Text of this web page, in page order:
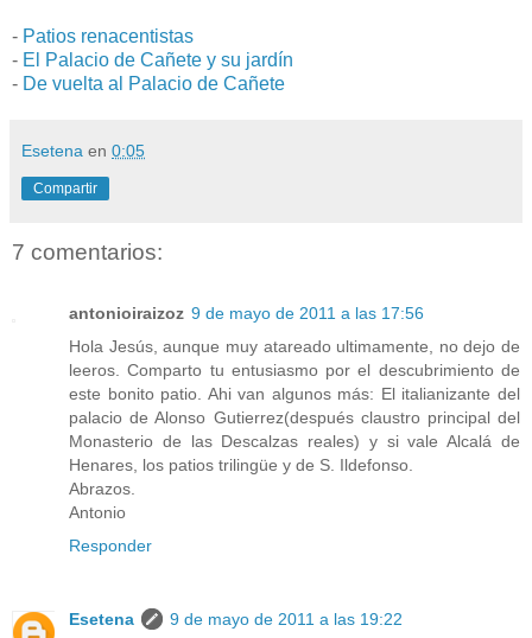
- Patios renacentistas
- El Palacio de Cañete y su jardín
- De vuelta al Palacio de Cañete
Esetena en 0:05
Compartir
7 comentarios:
antonioiraizoz 9 de mayo de 2011 a las 17:56
Hola Jesús, aunque muy atareado ultimamente, no dejo de
leeros. Comparto tu entusiasmo por el descubrimiento de
este bonito patio. Ahi van algunos más: El italianizante del
palacio de Alonso Gutierrez(después claustro principal del
Monasterio de las Descalzas reales) y si vale Alcalá de
Henares, los patios trilingüe y de S. Ildefonso.
Abrazos.
Antonio
Responder
Esetena
9 de mayo de 2011 a las 19:22